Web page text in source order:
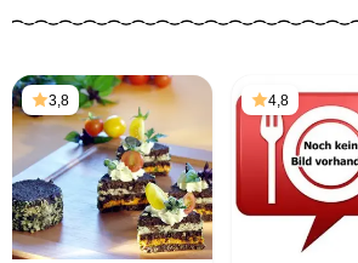
3,8 4,8